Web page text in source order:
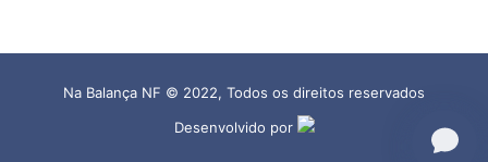
Na Balança NF © 2022, Todos os direitos reservados
Desenvolvido por